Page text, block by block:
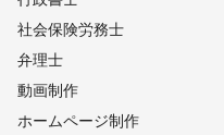
社会保険労務士
弁理士
動画制作
ホームページ制作